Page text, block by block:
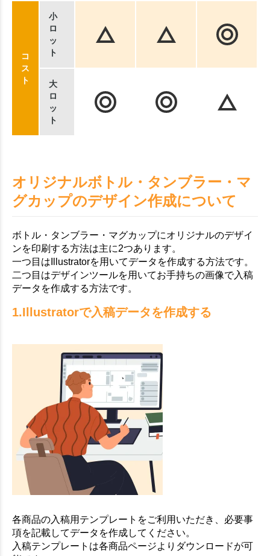
コ
ス
ト
小
ロ
ッ
ト
大
ロ
ッ
ト
オリジナルボトル・タンブラー・マ
グカップのデザイン作成について
ボトル・タンブラー・マグカップにオリジナルのデザイ
ンを印刷する方法は主に2つあります。
一つ目はIllustratorを用いてデータを作成する方法です。
二つ目はデザインツールを用いてお手持ちの画像で入稿
データを作成する方法です。
1.Illustratorで入稿データを作成する
各商品の入稿用テンプレートをご利用いただき、必要事
項を記載してデータを作成してください。
入稿テンプレートは各商品ページよりダウンロードが可